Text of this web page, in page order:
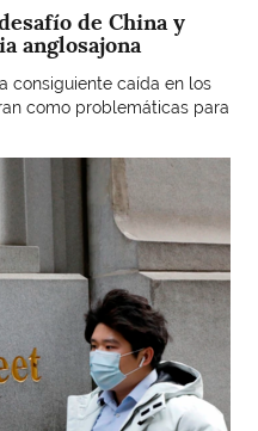
de China y
anglosajona
consiguiente caída en los
como problemáticas para